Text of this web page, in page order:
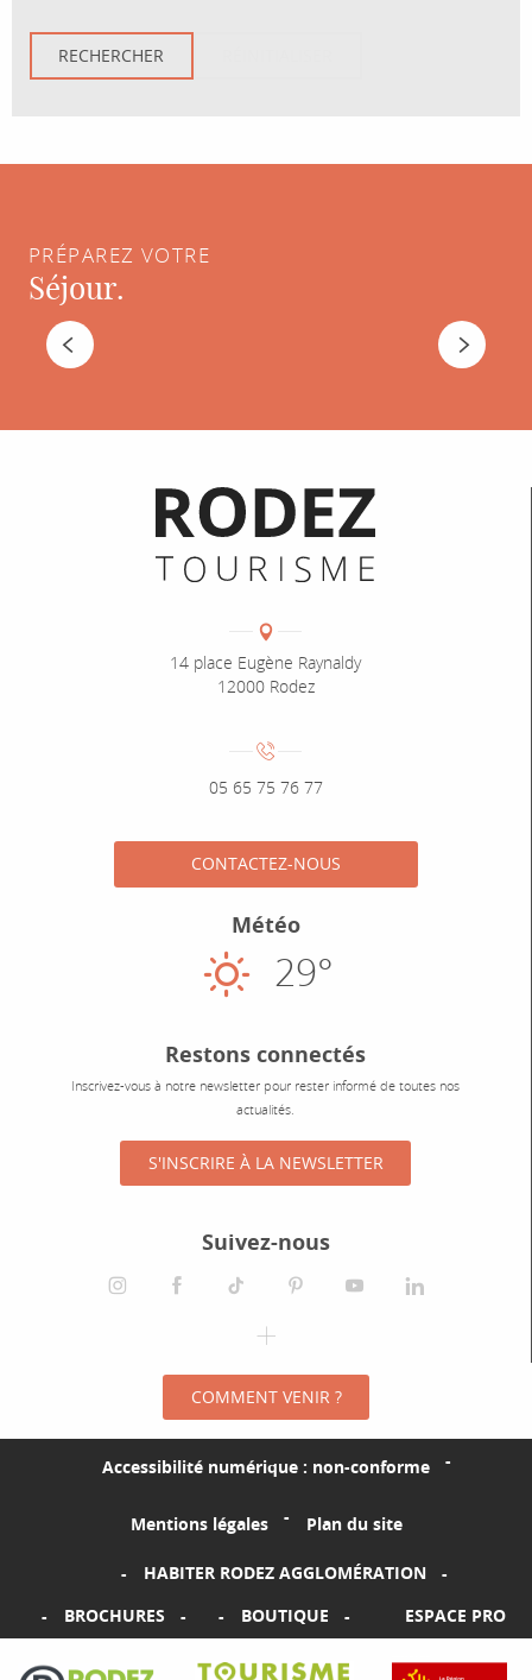
PRÉPAREZ VOTRE
Séjour.
HÉBERGEMENTS
Informations pratiques
Adresse :
14 place Eugène Raynaldy
12000 Rodez
Numéro de téléphone :
05 65 75 76 77
CONTACTEZ-NOUS
Météo
Ensoleillé
29°
Restons connectés
Inscrivez-vous à notre newsletter pour rester informé de toutes nos
actualités.
S'INSCRIRE À LA NEWSLETTER
Suivez-nous
instagramfacebooktiktok pinterestyoutube
COMMENT VENIR ?
Accessibilité numérique : non-conforme
Mentions légales Plan du site
HABITER RODEZ AGGLOMÉRATION
BROCHURES
BOUTIQUE ESPACE PRO